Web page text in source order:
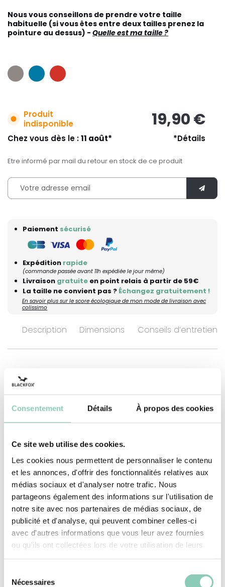
Consentement Détails À propos des cookies
Ce site web utilise des cookies.
Les cookies nous permettent de personnaliser le contenu
et les annonces, d'offrir des fonctionnalités relatives aux
médias sociaux et d'analyser notre trafic. Nous
partageons également des informations sur l'utilisation de
notre site avec nos partenaires de médias sociaux, de
publicité et d'analyse, qui peuvent combiner celles-ci
avec d'autres informations que vous leur avez fournies
ou qu'ils ont collectées lors de votre utilisation de leurs
Nécessaires
Nous vous conseillons de prendre votre taille
habituelle (si vous êtes entre deux tailles prenez la
pointure au dessus) - Quelle est ma taille ?
Produit
indisponible
19,90 €
Chez vous dès le :11 août* *Détails
Etre informé par mail du retour en stock de ce produit
Paiement sécurisé
Expédition rapide
(commande passée avant 11h expédiée le jour même)
Livraison gratuite en point relais à partir de 59€
La taille ne convient pas ? Échangez gratuitement !
En savoir plus sur le score écologique de mon mode de livraison avec
colissimo
Description Dimensions Conseils d’entretien
Sautez les deux pieds dans les beaux jours ! Pour
concevoir ces sabots au style estival, nous avons
choisi d'utiliser un caoutchouc synthétique (à
base d'EVA) ajouré pour vous proposer des
entretenir. Sans doublure et équipés d'une bride
de maintien, ils sont parfaitement adaptés aux
loisirs d'extérieur lorsque soleil et chaleur
pointent le bout de leur nez !
Hauteur Tige Au dessous de la cheville
Dessus-tige
Caoutchouc synthétique (à
base d'EVA)
base d'EVA)